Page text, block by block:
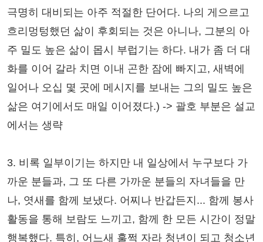
극명히 대비되는 아주 적절한 단어다. 나의 게으르고
흐리멍텅했던 삶이 후회되는 것은 아니나, 그분의 아
주 밀도 높은 삶이 몹시 부럽기는 하다. 내가 좀 더 대
화를 이어 갈라 치면 이내 곤한 잠에 빠지고, 새벽에
일어나 오십 몇 곳에 메시지를 보내는 그의 밀도 높은
삶은 여기에서도 매일 이어졌다.) -> 괄호 부분은 설교
에서는 생략
3. 비록 일부이기는 하지만 내 일상에서 누구보다 가
까운 분들과, 그 또 다른 가까운 분들의 자녀들을 만
나, 엿새를 함께 보냈다. 어찌나 반갑든지... 함께 봉사
활동을 통해 보람도 느끼고, 함께 한 모든 시간이 정말
행복했다. 특히, 어느새 훌쩍 자라 청년이 되고 청소년